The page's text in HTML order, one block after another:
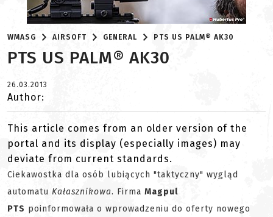
WMASG AIRSOFT GENERAL PTS US PALM® AK30
PTS US PALM® AK30
26.03.2013
Author:
This article comes from an older version of the
portal and its display (especially images) may
deviate from current standards.
Ciekawostka dla osób lubiących "taktyczny" wygląd
automatu Kałasznikowa. Firma Magpul
PTS poinformowała o wprowadzeniu do oferty nowego